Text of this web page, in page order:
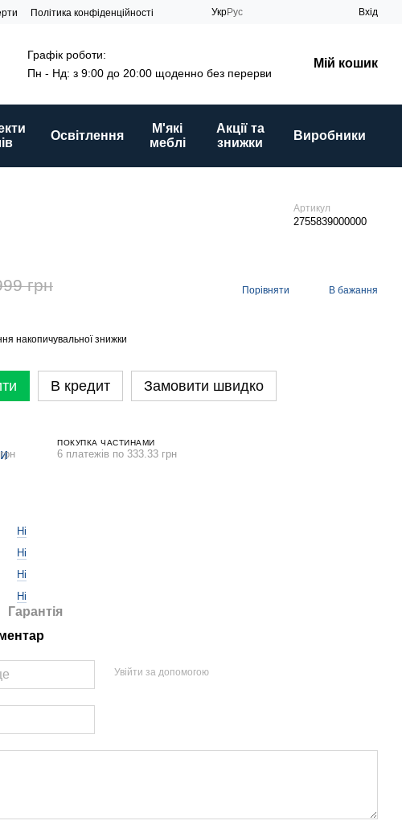
Політика конфіденційності УкрРус Вхід
Графік роботи:
Пн - Нд: з 9:00 до 20:00 щоденно без перерви
Мій кошик
Освітлення
М'які
меблі
Акції та
знижки
Виробники
Артикул
2755839000000
грн Порівняти В бажання
накопичувальної знижки
В кредит Замовити швидко
ПОКУПКА ЧАСТИНАМИ
6 платежів по 333.33 грн
Ні
Ні
Ні
Ні
Гарантія
Увійти за допомогою